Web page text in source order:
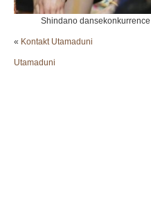
Shindano
« Kontakt Utamaduni
Utamaduni